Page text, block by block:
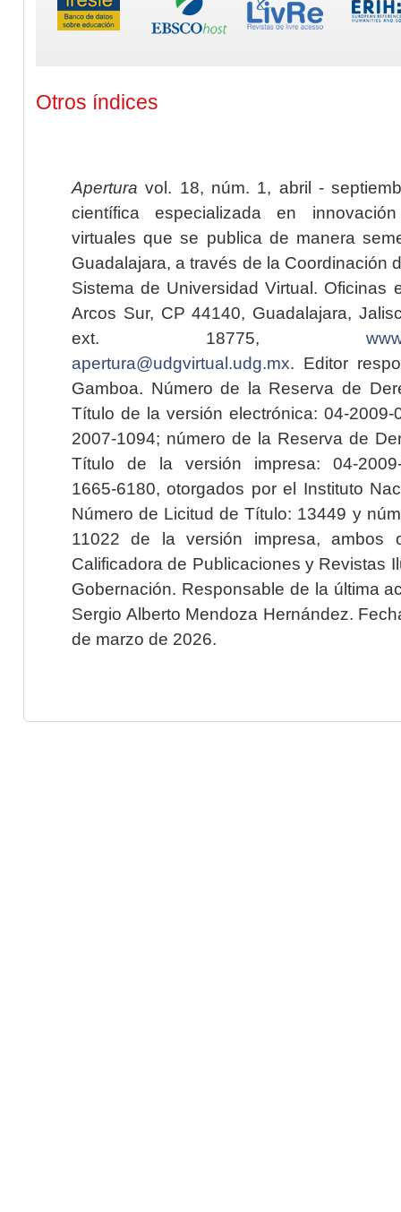
Otros índices
Apertura vol. 18, núm. 1, abril -
científica especializada en
virtuales que se publica de manera
Guadalajara, a través de la Coordinación
Sistema de Universidad Virtual. Oficinas
Arcos Sur, CP 44140, Guadalajara,
ext. 18775,
apertura@udgvirtual.udg.mx. Editor
Gamboa. Número de la Reserva de
Título de la versión electrónica: 04-2009-
2007-1094; número de la Reserva de
Título de la versión impresa: 04-2009-
1665-6180, otorgados por el Instituto
Número de Licitud de Título: 13449 y
11022 de la versión impresa, ambos
Calificadora de Publicaciones y Revistas
Gobernación. Responsable de la última
Sergio Alberto Mendoza Hernández.
de marzo de 2026.